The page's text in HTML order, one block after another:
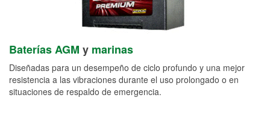
Baterías AGM y marinas
Diseñadas para un desempeño de ciclo profundo y una mejor
resistencia a las vibraciones durante el uso prolongado o en
situaciones de respaldo de emergencia.